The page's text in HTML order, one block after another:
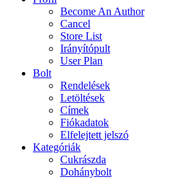
Become An Author
Cancel
Store List
Irányítópult
User Plan
Bolt
Rendelések
Letöltések
Címek
Fiókadatok
Elfelejtett jelszó
Kategóriák
Cukrászda
Dohánybolt